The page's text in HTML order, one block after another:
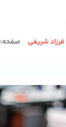
فرزاد شریفی صفحه: